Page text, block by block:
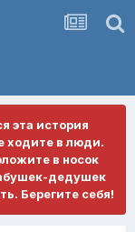
эта история
ходите в люди.
в носок
дедушек
Берегите себя!